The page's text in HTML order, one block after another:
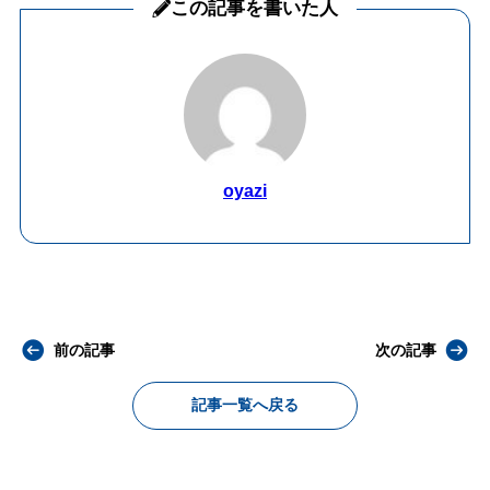
この記事を書いた人
oyazi
前の記事
記事一覧へ戻る
次の記事